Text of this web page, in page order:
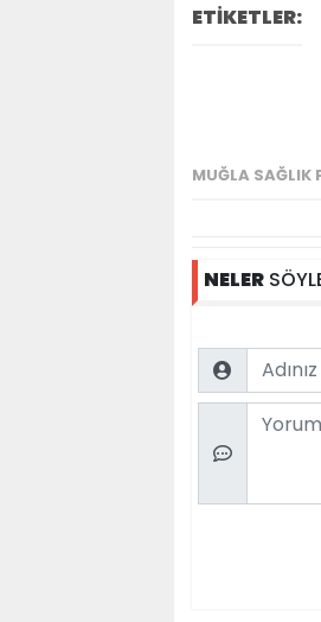
ETİKETLER:
MUĞLA SAĞLIK
NELER
Name
Comment